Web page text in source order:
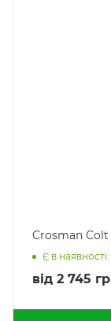
Crosman Colt
Є в наявності:
від 2 745